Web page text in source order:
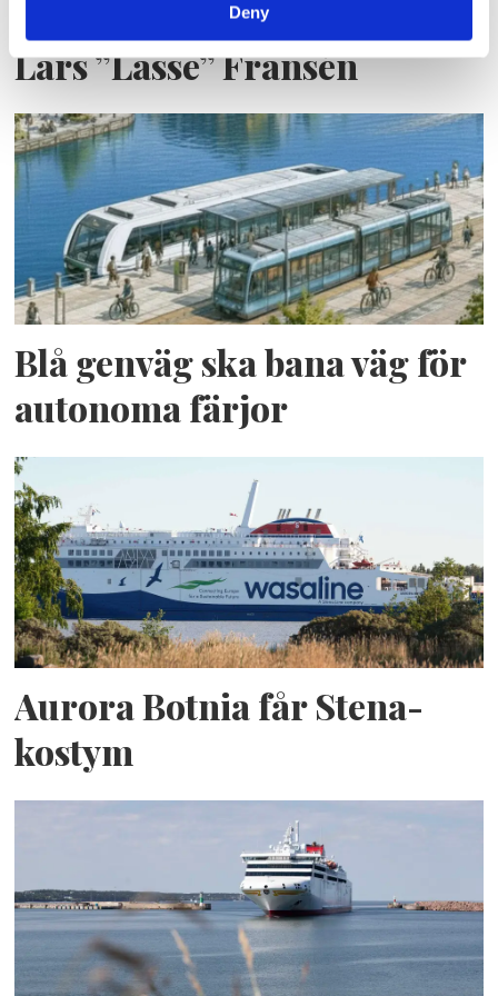
Deny
Lars ”Lasse” Fransén
Blå genväg ska bana väg för
autonoma färjor
Aurora Botnia får Stena-
kostym